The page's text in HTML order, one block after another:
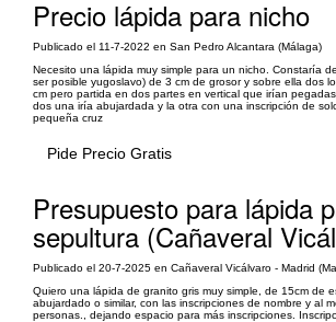
Precio lápida para nicho
Publicado el 11-7-2022 en San Pedro Alcantara (Málaga)
Necesito una lápida muy simple para un nicho. Constaría
ser posible yugoslavo) de 3 cm de grosor y sobre ella dos
cm pero partida en dos partes en vertical que irían
dos una iría abujardada y la otra con una inscripción de
pequeña cruz
Pide Precio Gratis
Presupuesto para lápida
sepultura (Cañaveral
Publicado el 20-7-2025 en Cañaveral Vicálvaro - Madrid
Quiero una lápida de granito gris muy simple, de 15cm de
abujardado o similar, con las inscripciones de nombre y al
personas., dejando espacio para más inscripciones.